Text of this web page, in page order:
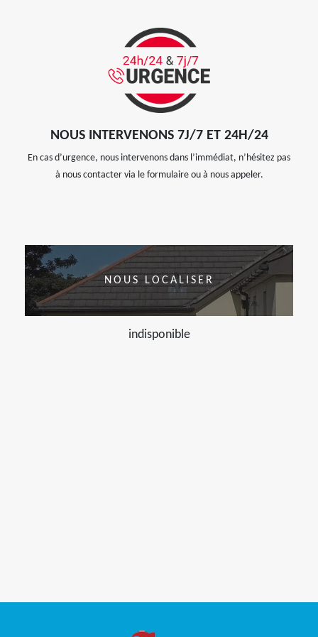
NOUS INTERVENONS 7J/7 ET 24H/24
En cas d’urgence, nous intervenons dans l’immédiat, n’hésitez pas
à nous contacter via le formulaire ou à nous appeler.
NOUS LOCALISER
indisponible